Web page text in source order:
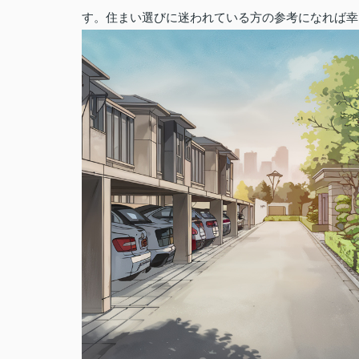
す。住まい選びに迷われている方の参考になれば